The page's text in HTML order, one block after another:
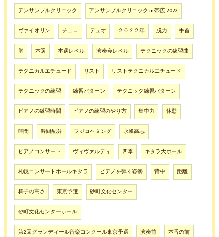
アンサンブルクリニック アンサンブルクリニック in 帯広 2022
ヴァイオリン チェロ デュオ ２０２２年 脱力 手首
肘 本選 本選レベル 演奏会レベル テクニックの練習曲
テクニカルエチュード リスト リストテクニカルエチュード
テクニックの練習 練習パターン テクニック練習パターン
ピアノの練習時間 ピアノの練習のやり方 集中力 休憩
時間 時間配分 フジコヘミング 永峰高志
ピアノコンサート ヴィヴァルディ 四季 キタラ大ホール
札幌コンサートホールキタラ ピアノを弾く姿勢 背中 距離
椅子の高さ 東京予選 砂町文化センター
砂町文化センターホール
第2回グランディール音楽コンクール東京予選 演奏前 本番の前